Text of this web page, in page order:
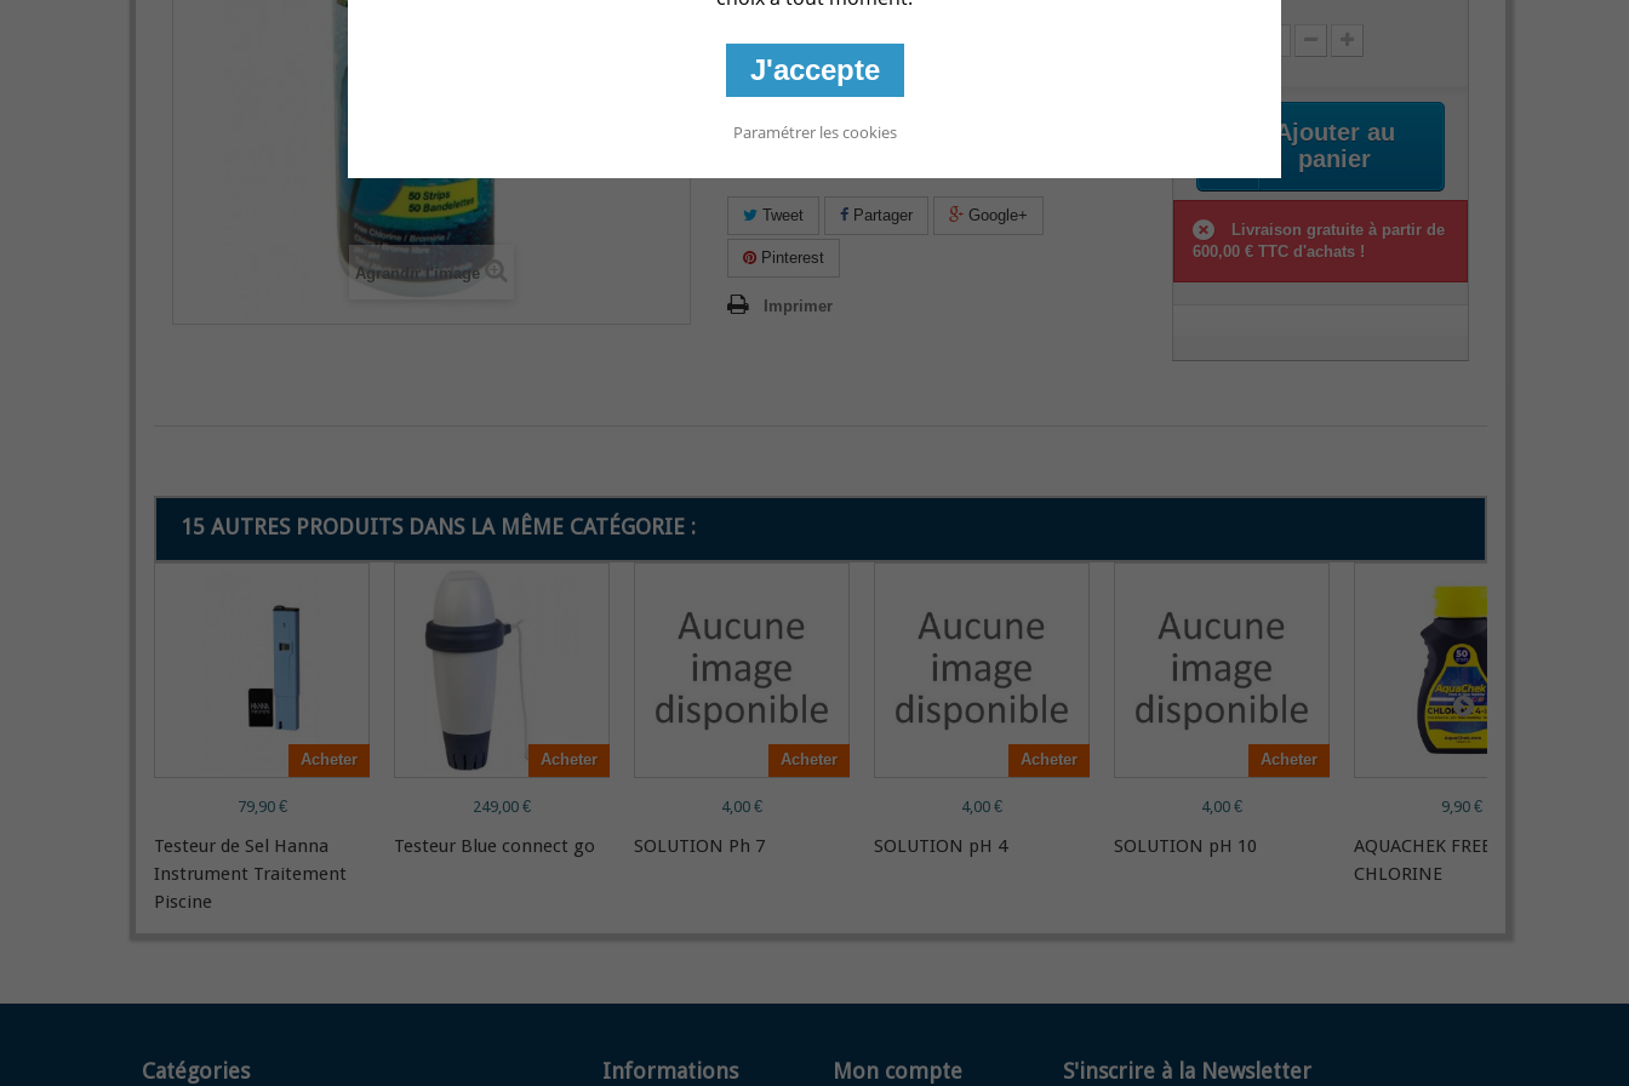
Agrandir l'image
Bandelettes d'analyse Brome, Chlore, pH et Alcalinité
Les bandelettes d'analyse AquaChek TruTest sont
Tweet Partager Google+
Pinterest
Imprimer
Ajouter au
panier
Livraison gratuite à partir de
600,00 € TTC d'achats !
15 AUTRES PRODUITS DANS LA MÊME CATÉGORIE :
79,90 €
Acheter
Testeur de Sel Hanna
Instrument Traitement
Piscine
249,00 €
Acheter
Testeur Blue connect go
4,00 €
Acheter
SOLUTION Ph 7
4,00 €
Acheter
SOLUTION pH 4
4,00 €
Acheter
SOLUTION pH 10
9,90 €
AQUACHEK FREE
CHLORINE
Catégories Informations Mon compte S'inscrire à la Newsletter
J'accepte
Paramétrer les cookies